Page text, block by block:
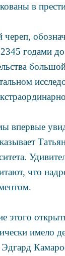
в
годами
впервые
что
этого
имело